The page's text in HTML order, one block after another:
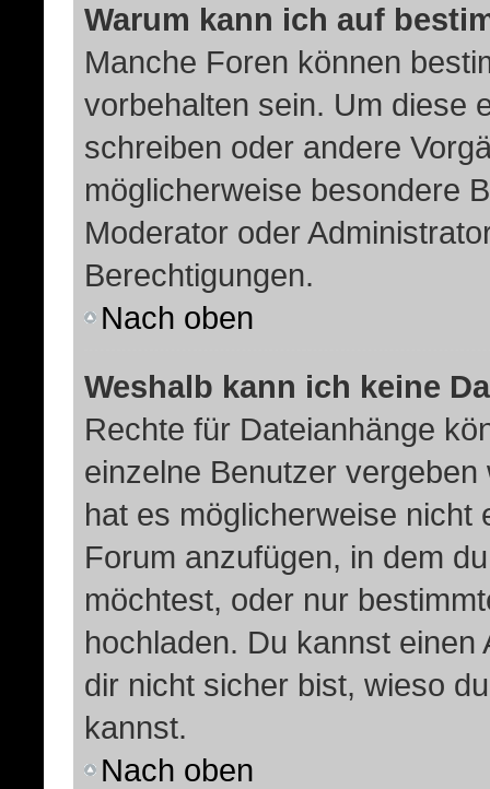
Warum kann ich auf
Manche Foren können
vorbehalten sein. Um diese
schreiben oder andere
möglicherweise besondere
Moderator oder
Berechtigungen.
Nach oben
Weshalb kann ich keine
Rechte für Dateianhänge
einzelne Benutzer
hat es möglicherweise nicht
Forum anzufügen, in dem
möchtest, oder nur
hochladen. Du kannst
dir nicht sicher bist, wieso
kannst.
Nach oben